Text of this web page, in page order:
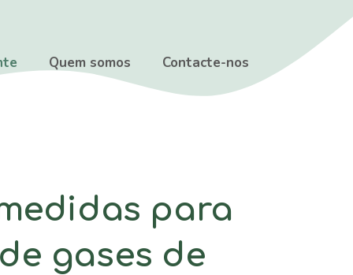
Quem somos Contacte-nos
para
gases de